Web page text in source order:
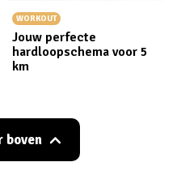
WORKOUT
Jouw perfecte
hardloopschema voor 5
km
boven